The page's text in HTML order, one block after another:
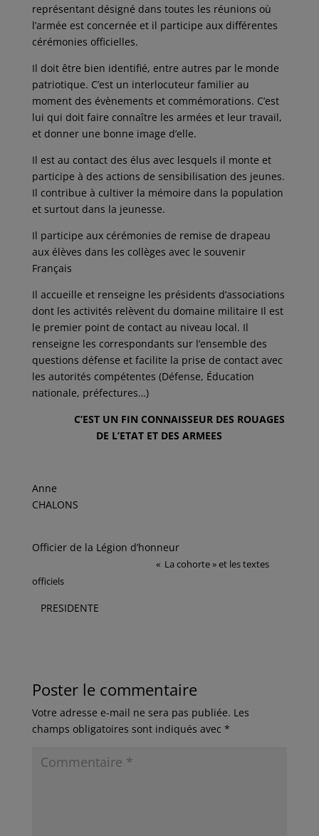
représentant désigné dans toutes les réunions où
l’armée est concernée et il participe aux différentes
cérémonies officielles.
Il doit être bien identifié, entre autres par le monde
patriotique. C’est un interlocuteur familier au
moment des évènements et commémorations. C’est
lui qui doit faire connaître les armées et leur travail,
et donner une bonne image d’elle.
Il est au contact des élus avec lesquels il monte et
participe à des actions de sensibilisation des jeunes.
Il contribue à cultiver la mémoire dans la population
et surtout dans la jeunesse.
Il participe aux cérémonies de remise de drapeau
aux élèves dans les collèges avec le souvenir
Français
Il accueille et renseigne les présidents d’associations
dont les activités relèvent du domaine militaire Il est
le premier point de contact au niveau local. Il
renseigne les correspondants sur l’ensemble des
questions défense et facilite la prise de contact avec
les autorités compétentes (Défense, Éducation
nationale, préfectures…)
C’EST UN FIN CONNAISSEUR DES ROUAGES
DE L’ETAT ET DES ARMEES
Anne
CHALONS
Officier de la Légion d’honneur
« La cohorte » et les textes
officiels
PRESIDENTE
Poster le commentaire
Votre adresse e-mail ne sera pas publiée. Les
champs obligatoires sont indiqués avec *